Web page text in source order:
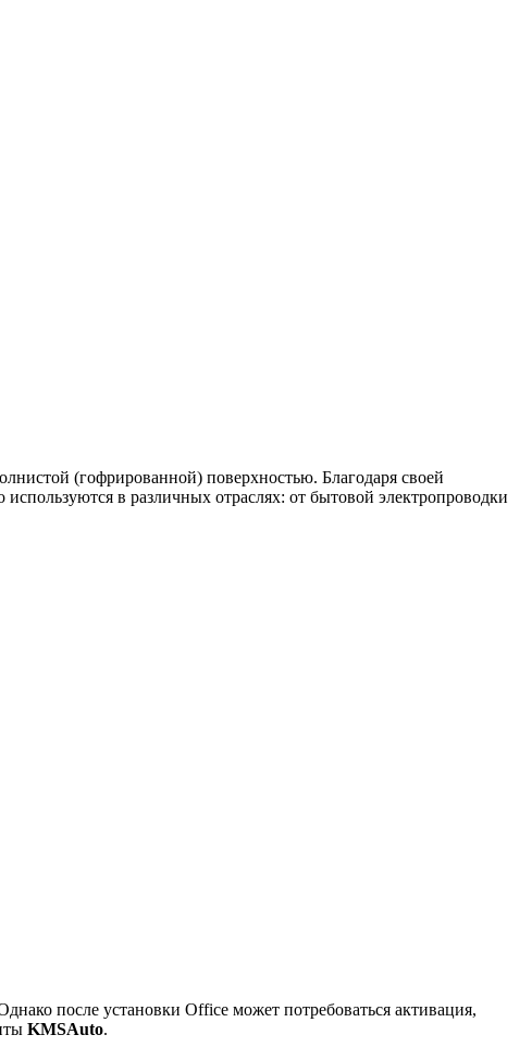
(гофрированной) поверхностью. Благодаря своей
в различных отраслях: от бытовой электропроводки
после установки Office может потребоваться активация,
KMSAuto.